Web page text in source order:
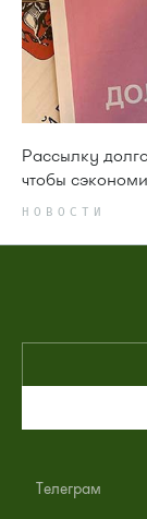
Рассылку
чтобы
НОВОСТИ
Телеграм